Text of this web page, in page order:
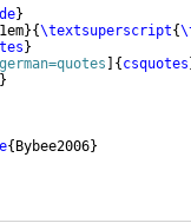
}
1em}{\textsuperscript{
}
{ csquotes
}
{ Bybee2006}